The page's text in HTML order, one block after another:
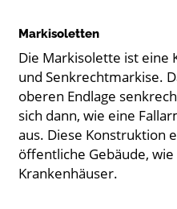
Markisoletten
Die Markisolette ist eine
und Senkrechtmarkise.
oberen Endlage
sich dann, wie eine
aus. Diese Konstruktion
öffentliche Gebäude,
Krankenhäuser.